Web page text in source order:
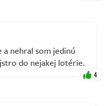
nehral som jedinú
do nejakej lotérie.
4